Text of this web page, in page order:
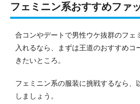
フェミニン系おすすめファ
合コンやデートで男性ウケ抜群のフェ
入れるなら、まずは王道のおすすめコ
きたいところ。
フェミニン系の服装に挑戦するなら、
しましょう。